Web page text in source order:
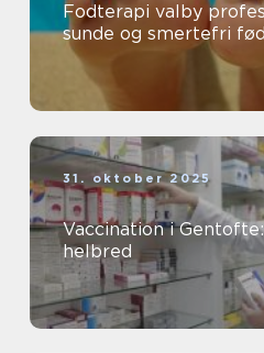
Fodterapi valby professionel hjælp til
sunde og smertefri
31. oktober 2025
Vaccination i
helbred